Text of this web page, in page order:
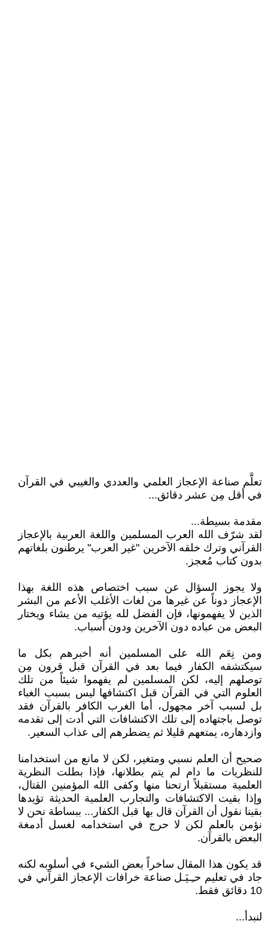
تعلَّم صناعة الإعجاز العلمي والعددي والغيبي في القرآن
في أقل مِن عشر دقائق...
مقدمة بسيطة...
لقد شرّف الله العرب المسلمين واللغة العربية بالإعجاز
القرآني وترك خلقه الآخرين "غير العرب" يرطنون بلغاتهم
بدون كتاب مُعجز.
ولا يجوز السؤال عن سبب اختصاص هذه اللغة بهذا
الإعجاز دوناً عن غيرها من لغات الأغلب الأعم من البشر
الذين لا يفهمونها، فإن الفضل لله يؤتيه من يشاء ويختار
البعض من عباده دون الآخرين ودون أسباب.
ومن نِعَم الله على المسلمين أنه أخبرهم بكل ما
سيكتشفه الكفار فيما بعد في القرآن قبل قرون مِن
توصلهم إليه، لكن المسلمين لم يفهموا شيئاً من تلك
العلوم التي في القرآن قبل اكتشافها ليس بسبب الغباء
بل لسبب آخر مجهول، أما الغرب الكافر بالقرآن فقد
توصل باجتهاده إلى تلك الاكتشافات التي أدت إلى تقدمه
وازدهاره، يمتعهم قليلا ثم يضطرهم إلى عذاب السعير.
صحيح أن العلم نسبي ومتغير، لكن لا مانع من استخدامنا
للنظريات ما دام لم يتم بطلانها، فإذا بطلت النظرية
العلمية مستقبلاً ارتحنا منها وكفى الله المؤمنين القتال،
وإذا بقيت الاكتشافات والتجارب العلمية الحديثة تؤيدها
بقينا نقول أن القرآن قال بها قبل الكفار... ببساطة نحن لا
نؤمن بالعلم لكن لا حرج في استخدامه لغسل أدمغة
البعض بالقرآن.
قد يكون هذا المقال ساخراً بعض الشيء في أسلوبه لكنه
جاد في تعليم حـِـيَـل صناعة خرافات الإعجاز القرآني في
10 دقائق فقط.
لنبدأ...